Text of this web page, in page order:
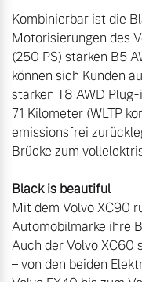
Kombinierbar ist die
Motorisierungen des
(250 PS) starken B5
können sich Kunden
starken T8 AWD
71 Kilometer (WLTP
emissionsfrei
Brücke zum
Black is beautiful
Mit dem Volvo XC90
Automobilmarke ihre
Auch der Volvo XC60
– von den beiden